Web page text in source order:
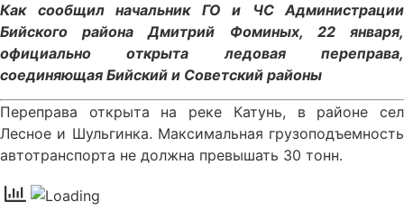
Как сообщил начальник ГО и ЧС Администрации
Бийского района Дмитрий Фоминых, 22 января,
официально открыта ледовая переправа,
соединяющая Бийский и Советский районы
Переправа открыта на реке Катунь, в районе сел
Лесное и Шульгинка. Максимальная грузоподъемность
автотранспорта не должна превышать 30 тонн.